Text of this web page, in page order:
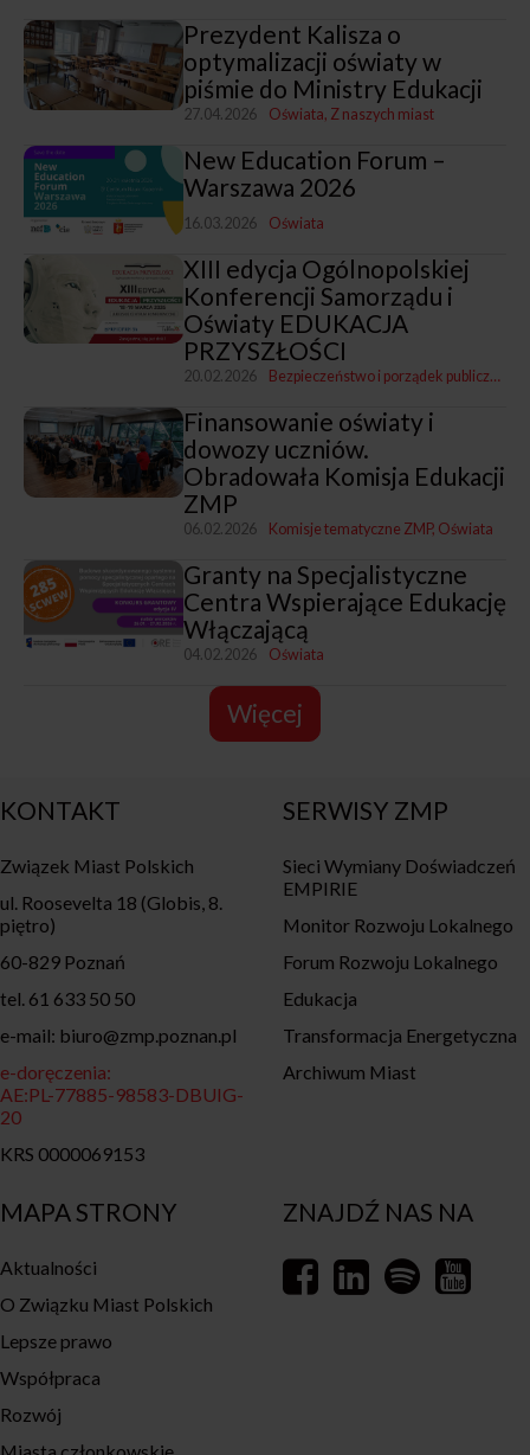
Prezydent Kalisza o
optymalizacji oświaty w
piśmie do Ministry Edukacji
27.04.2026 Oświata Z naszych miast
New Education Forum –
Warszawa 2026
16.03.2026 Oświata
XIII edycja Ogólnopolskiej
Konferencji Samorządu i
Oświaty EDUKACJA
PRZYSZŁOŚCI
20.02.2026 Bezpieczeństwo i porządek publiczny
Finansowanie oświaty i
dowozy uczniów.
Obradowała Komisja Edukacji
ZMP
06.02.2026 Komisje tematyczne ZMP Oświata
Granty na Specjalistyczne
Centra Wspierające Edukację
Włączającą
04.02.2026 Oświata
Więcej
MAPA STRONY
Aktualności
O Związku Miast Polskich
Lepsze prawo
Współpraca
Rozwój
Miasta członkowskie
KONTAKT
Związek Miast Polskich
ul. Roosevelta 18 (Globis, 8.
piętro)
60-829 Poznań
tel. 61 633 50 50
e-mail: biuro@zmp.poznan.pl
e-doręczenia:
AE:PL-77885-98583-DBUIG-
20
KRS 0000069153
SERWISY ZMP
Sieci Wymiany Doświadczeń
EMPIRIE
Monitor Rozwoju Lokalnego
Forum Rozwoju Lokalnego
Edukacja
Transformacja Energetyczna
Archiwum Miast
ZNAJDŹ NAS NA